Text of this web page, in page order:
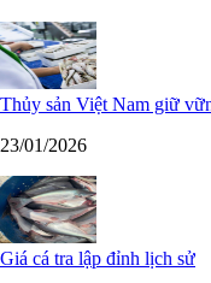
Thủy sản Việt Nam giữ
23/01/2026
Giá cá tra lập đỉnh lịch sử